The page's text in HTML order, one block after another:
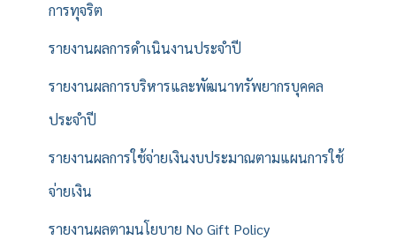
การทุจริต
รายงานผลการดำเนินงานประจำปี
รายงานผลการบริหารและพัฒนาทรัพยากรบุคคล
ประจำปี
รายงานผลการใช้จ่ายเงินงบประมาณตามแผนการใช้
จ่ายเงิน
รายงานผลตามนโยบาย No Gift Policy